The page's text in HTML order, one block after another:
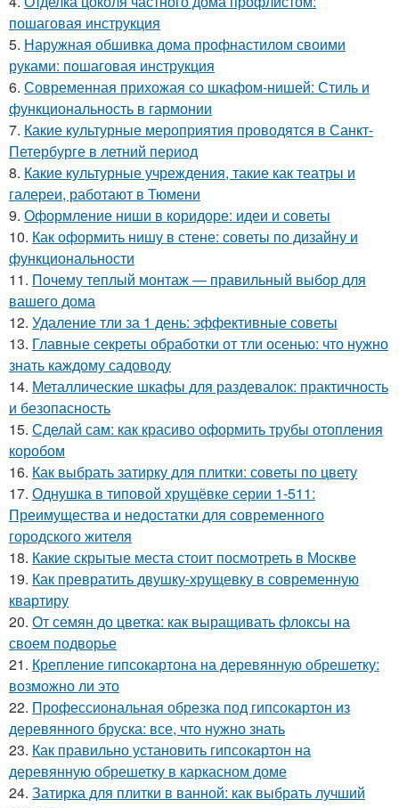
пошаговая инструкция
5. Наружная обшивка дома профнастилом своими
руками: пошаговая инструкция
6. Современная прихожая со шкафом-нишей: Стиль и
функциональность в гармонии
7. Какие культурные мероприятия проводятся в Санкт-
Петербурге в летний период
8. Какие культурные учреждения, такие как театры и
галереи, работают в Тюмени
9. Оформление ниши в коридоре: идеи и советы
10. Как оформить нишу в стене: советы по дизайну и
функциональности
11. Почему теплый монтаж — правильный выбор для
вашего дома
12. Удаление тли за 1 день: эффективные советы
13. Главные секреты обработки от тли осенью: что нужно
знать каждому садоводу
14. Металлические шкафы для раздевалок: практичность
и безопасность
15. Сделай сам: как красиво оформить трубы отопления
коробом
16. Как выбрать затирку для плитки: советы по цвету
17. Однушка в типовой хрущёвке серии 1-511:
Преимущества и недостатки для современного
городского жителя
18. Какие скрытые места стоит посмотреть в Москве
19. Как превратить двушку-хрущевку в современную
квартиру
20. От семян до цветка: как выращивать флоксы на
своем подворье
21. Крепление гипсокартона на деревянную обрешетку:
возможно ли это
22. Профессиональная обрезка под гипсокартон из
деревянного бруска: все, что нужно знать
23. Как правильно установить гипсокартон на
деревянную обрешетку в каркасном доме
24. Затирка для плитки в ванной: как выбрать лучший